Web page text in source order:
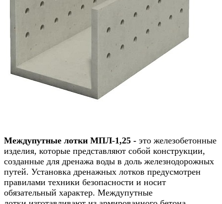
Междупутные лотки МПЛ-1,25 - это железобетонные
изделия, которые представляют собой конструкции,
созданные для дренажа воды в доль железнодорожных
путей. Установка дренажных лотков предусмотрен
правилами техники безопасности и носит
обязательный характер. Междупутные